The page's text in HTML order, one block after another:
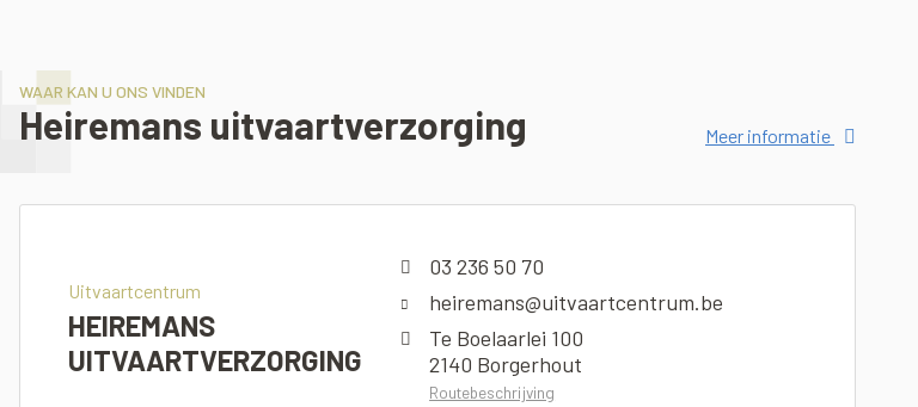
WAAR KAN U ONS VINDEN
Heiremans uitvaartverzorging Meer informatie
Uitvaartcentrum
HEIREMANS
UITVAARTVERZORGING
03 236 50 70
heiremans@uitvaartcentrum.be
Te Boelaarlei 100
2140 Borgerhout
Routebeschrijving